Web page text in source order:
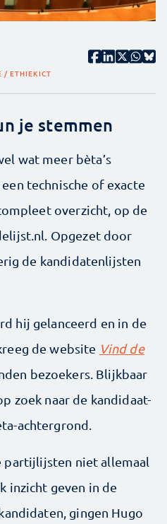
/ ETHIEKICT
je stemmen
wat meer bèta’s
technische of exacte
overzicht, op de
Opgezet door
de kandidatenlijsten
hij gelanceerd en in de
de website Vind de
bezoekers. Blijkbaar
zoek naar de kandidaat-
achtergrond.
partijlijsten niet allemaal
inzicht geven in de
gingen Hugo